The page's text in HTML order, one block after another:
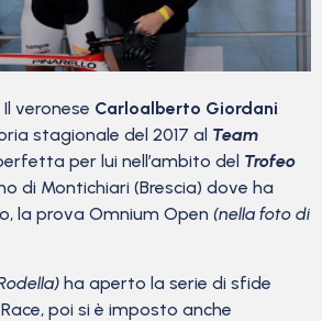
Il veronese Carloalberto Giordani
stagionale del 2017 al Team
per lui nell’ambito del Trofeo
di Montichiari (Brescia) dove ha
la prova Omnium Open (nella foto di
ha aperto la serie di sfide
poi si è imposto anche